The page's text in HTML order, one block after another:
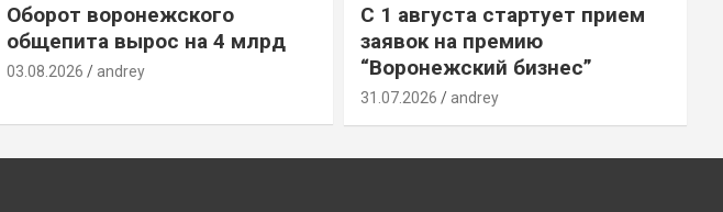
Оборот воронежского
общепита вырос на 4 млрд
03.08.2026 andrey
С 1 августа стартует прием
заявок на премию
“Воронежский бизнес”
31.07.2026 andrey